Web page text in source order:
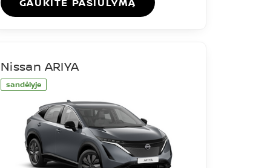
sandėlyje
Nissan ARIYA